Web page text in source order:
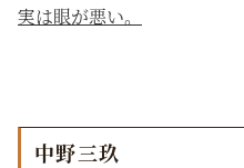
実は眼が悪い。
中野三玖